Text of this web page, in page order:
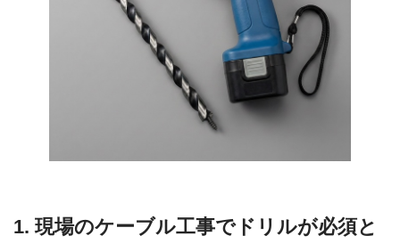
1. 現場のケーブル工事でドリルが必須と